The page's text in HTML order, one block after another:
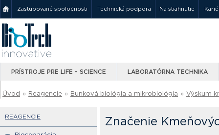
Zastupované spoločnosti Technická podpora Na stiahnutie
PRÍSTROJE PRE LIFE - SCIENCE LABORATÓRNA TECHNIKA
Úvod » Reagencie » Bunková biológia a mikrobiológia » Výskum
REAGENCIE Značenie